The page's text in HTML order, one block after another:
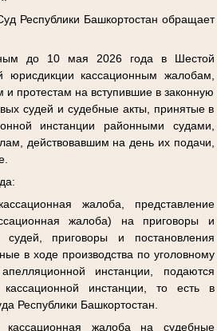
Республики Башкортостан обращает
до 10 мая 2026 года в Шестой
юрисдикции кассационным жалобам,
протестам на вступившие в законную
судей и судебные акты, принятые в
инстанции районными судами,
действовавшим на день их подачи,
жалоба, представление
жалоба) на приговоры и
судей, приговоры и постановления
в ходе производства по уголовному
инстанции, подаются
инстанции, то есть в
Республики Башкортостан.
жалоба на судебные